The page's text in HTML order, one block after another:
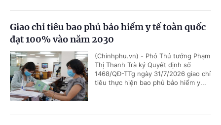
Giao chỉ tiêu bao phủ bảo hiểm y tế toàn quốc
đạt 100% vào năm 2030
(Chinhphu.vn) - Phó Thủ tướng Phạm
Thị Thanh Trà ký Quyết định số
1468/QĐ-TTg ngày 31/7/2026 giao chỉ
tiêu thực hiện bao phủ bảo hiểm y...